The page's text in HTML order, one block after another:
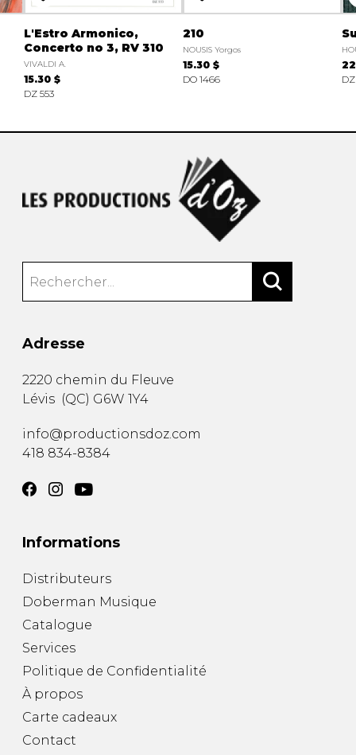
L'Estro Armonico,
Concerto no 3, RV 310
VIVALDI A.
15.30 $
DZ 553
210
NOUSIS Yorgos
15.30 $
DO 1466
Adresse
2220 chemin du Fleuve
Lévis (QC) G6W 1Y4
info@productionsdoz.com
418 834-8384
Informations
Distributeurs
Doberman Musique
Catalogue
Services
Politique de Confidentialité
À propos
Carte cadeaux
Contact